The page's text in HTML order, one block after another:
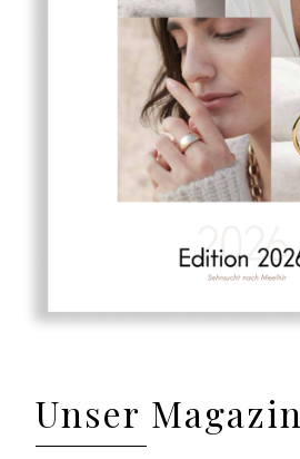
Unser Magazin